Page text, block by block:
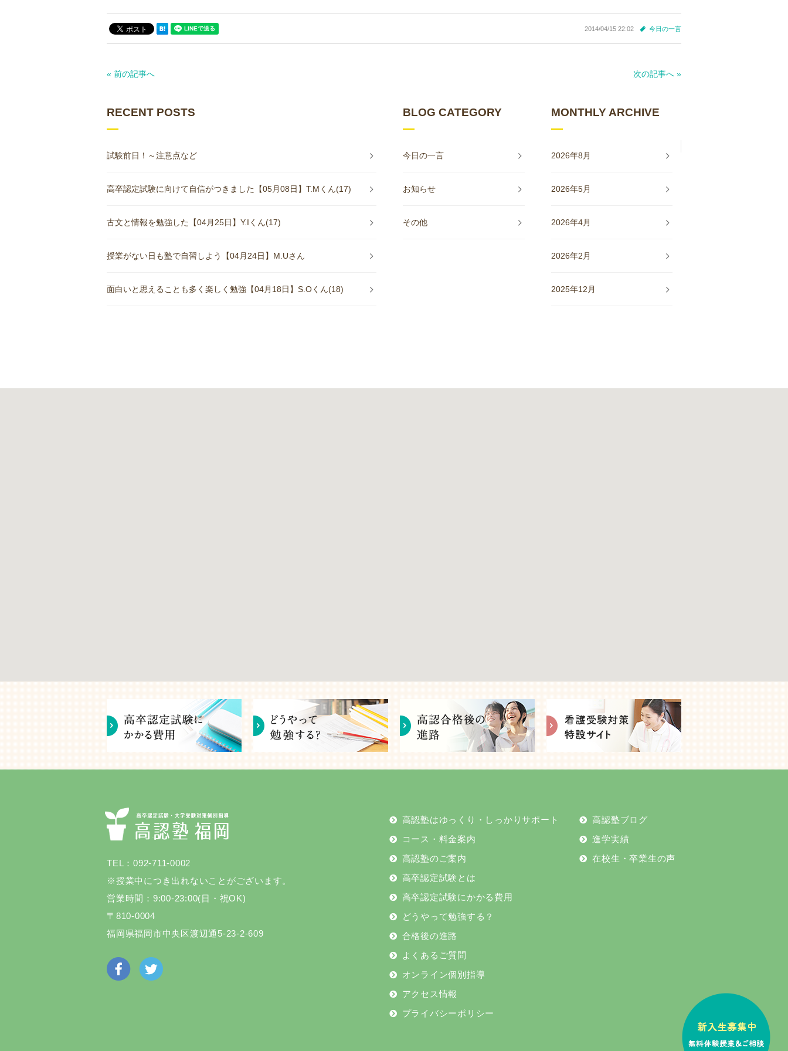
2014/04/15 22:02 今日の一言
« 前の記事へ 次の記事へ »
RECENT POSTS
試験前日！～注意点など
高卒認定試験に向けて自信がつきました【05月08日】T.Mくん(17)
古文と情報を勉強した【04月25日】Y.Iくん(17)
授業がない日も塾で自習しよう【04月24日】M.Uさん
面白いと思えることも多く楽しく勉強【04月18日】S.Oくん(18)
BLOG CATEGORY
今日の一言
お知らせ
その他
MONTHLY ARCHIVE
2026年8月
2026年5月
2026年4月
2026年2月
2025年12月
2025年9月
2024年9月
2024年6月
2024年5月
TEL：092-711-0002
※授業中につき出れないことがございます。
営業時間：9:00-23:00(日・祝OK)
〒810-0004
福岡県福岡市中央区渡辺通5-23-2-609
高認塾はゆっくり・しっかりサポート
コース・料金案内
高認塾のご案内
高卒認定試験とは
高卒認定試験にかかる費用
どうやって勉強する？
合格後の進路
よくあるご質問
オンライン個別指導
アクセス情報
プライバシーポリシー
高認塾ブログ
進学実績
在校生・卒業生の声